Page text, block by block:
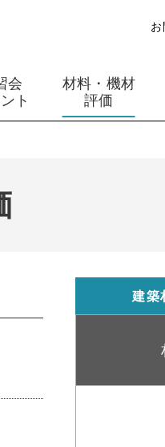
お
会
ト
材料・機材
評価
建築